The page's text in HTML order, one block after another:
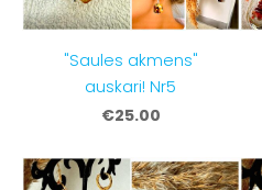
"Saules akmens"
auskari! Nr5
€25.00